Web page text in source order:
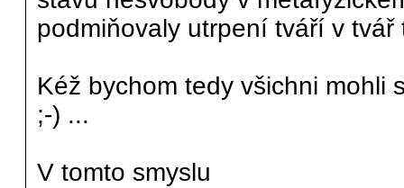
podmiňovaly utrpení tváří v tvář
Kéž bychom tedy všichni mohli
;-) ...
V tomto smyslu